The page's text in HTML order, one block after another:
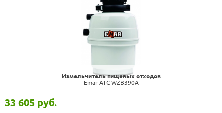
Измельчитель пищевых отходов
Emar ATC-WZB390A
33 605 руб.